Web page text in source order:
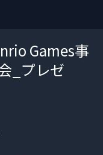
Games事
_プレゼ